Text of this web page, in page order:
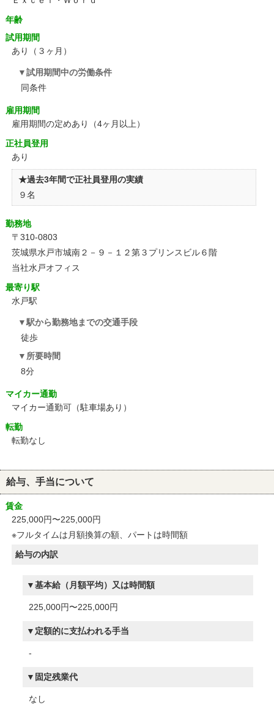
年齢
試用期間
あり（３ヶ月）
試用期間中の労働条件
同条件
雇用期間
雇用期間の定めあり（4ヶ月以上）
正社員登用
あり
★過去3年間で正社員登用の実績
９名
勤務地
〒310-0803
茨城県水戸市城南２－９－１２第３プリンスビル６階
当社水戸オフィス
最寄り駅
水戸駅
駅から勤務地までの交通手段
徒歩
所要時間
8分
マイカー通勤
マイカー通勤可（駐車場あり）
転勤
転勤なし
給与、手当について
賃金
225,000円〜225,000円
※フルタイムは月額換算の額、パートは時間額
給与の内訳
基本給（月額平均）又は時間額
225,000円〜225,000円
定額的に支払われる手当
-
固定残業代
なし